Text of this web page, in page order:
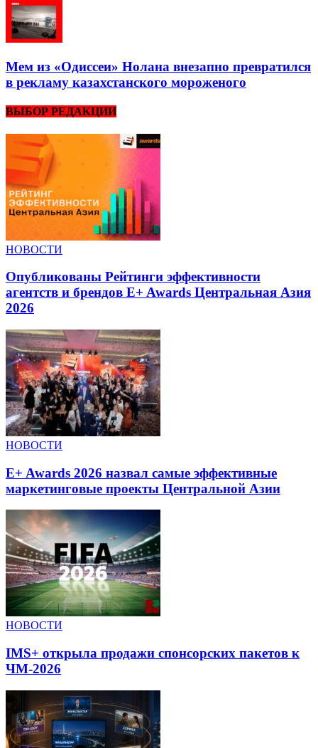
Мем из «Одиссеи» Нолана внезапно превратился
в рекламу казахстанского мороженого
ВЫБОР РЕДАКЦИИ
НОВОСТИ
Опубликованы Рейтинги эффективности
агентств и брендов E+ Awards Центральная Азия
2026
НОВОСТИ
E+ Awards 2026 назвал самые эффективные
маркетинговые проекты Центральной Азии
НОВОСТИ
IMS+ открыла продажи спонсорских пакетов к
ЧМ-2026